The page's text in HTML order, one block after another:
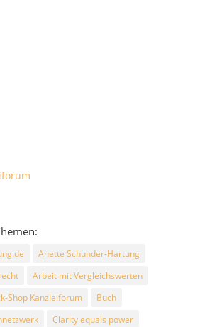
Anette Schunder-Hartung
Arbeit mit Vergleichswerten
Shop Kanzleiforum
Buch
Clarity equals power